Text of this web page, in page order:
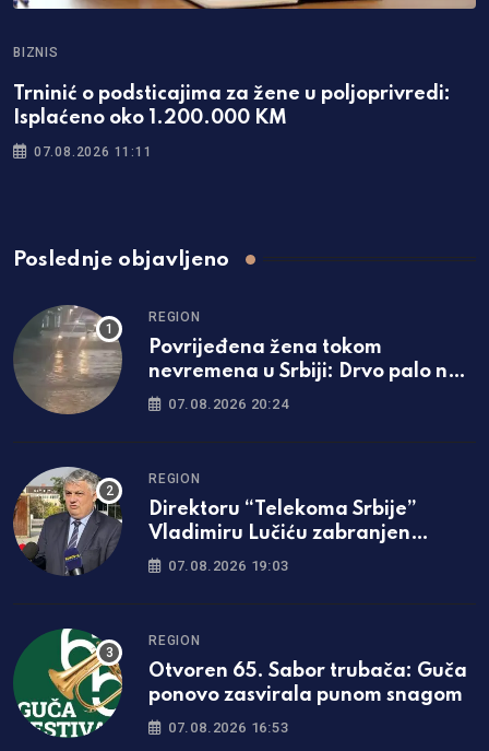
BIZNIS
Trninić o podsticajima za žene u poljoprivredi:
Isplaćeno oko 1.200.000 KM
07.08.2026 11:11
Poslednje objavljeno
REGION
Povrijeđena žena tokom
nevremena u Srbiji: Drvo palo na
nju, hitno prevezena u bolnicu
07.08.2026 20:24
REGION
Direktoru “Telekoma Srbije”
Vladimiru Lučiću zabranjen
ulazak na Kosmet
07.08.2026 19:03
REGION
Otvoren 65. Sabor trubača: Guča
ponovo zasvirala punom snagom
07.08.2026 16:53